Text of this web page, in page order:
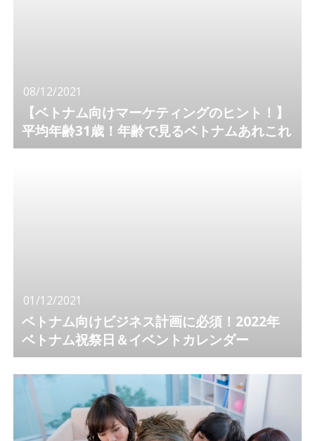
08/12/2021
【ベトナム向けマーケティングのヒント！】
平均年齢31歳！年齢で見るベトナムあれこれ
01/12/2021
ベトナム向けビジネス計画に必須！2022年
ベトナム祝祭日＆イベントカレンダー